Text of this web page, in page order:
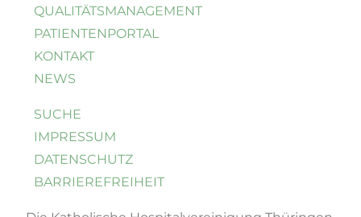
QUALI­TÄTS­MANAGEMENT
PATIENTENPORTAL
KONTAKT
NEWS
SUCHE
IMPRESSUM
DATENSCHUTZ
BARRIEREFREIHEIT